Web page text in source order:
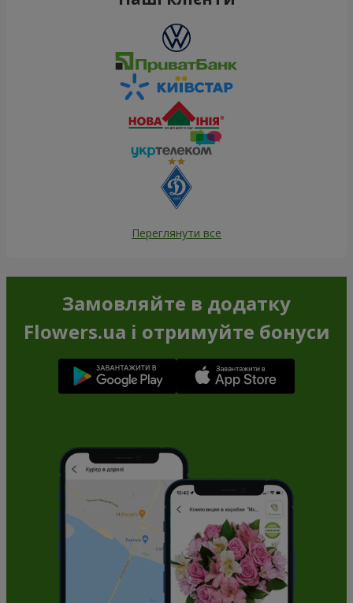
Переглянути все
Замовляйте в додатку
Flowers.ua і отримуйте бонуси